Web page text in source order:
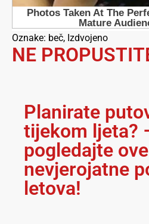
Oznake: beč, Izdvojeno
NE
Planirate
tijekom ljeta?
pogledajte ove
nevjerojatne
letova!